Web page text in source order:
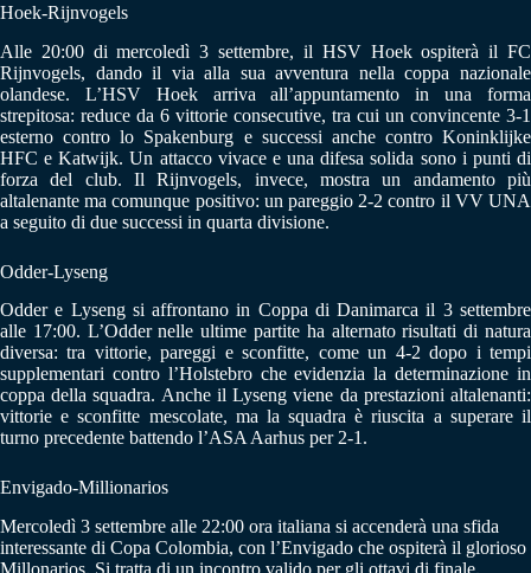
Hoek-Rijnvogels
Alle 20:00 di mercoledì 3 settembre, il HSV Hoek ospiterà il FC
Rijnvogels, dando il via alla sua avventura nella coppa nazionale
olandese. L’HSV Hoek arriva all’appuntamento in una forma
strepitosa: reduce da 6 vittorie consecutive, tra cui un convincente 3-1
esterno contro lo Spakenburg e successi anche contro Koninklijke
HFC e Katwijk. Un attacco vivace e una difesa solida sono i punti di
forza del club. Il Rijnvogels, invece, mostra un andamento più
altalenante ma comunque positivo: un pareggio 2-2 contro il VV UNA
a seguito di due successi in quarta divisione.
Odder-Lyseng
Odder e Lyseng si affrontano in Coppa di Danimarca il 3 settembre
alle 17:00. L’Odder nelle ultime partite ha alternato risultati di natura
diversa: tra vittorie, pareggi e sconfitte, come un 4-2 dopo i tempi
supplementari contro l’Holstebro che evidenzia la determinazione in
coppa della squadra. Anche il Lyseng viene da prestazioni altalenanti:
vittorie e sconfitte mescolate, ma la squadra è riuscita a superare il
turno precedente battendo l’ASA Aarhus per 2-1.
Envigado-Millionarios
Mercoledì 3 settembre alle 22:00 ora italiana si accenderà una sfida
interessante di Copa Colombia, con l’Envigado che ospiterà il glorioso